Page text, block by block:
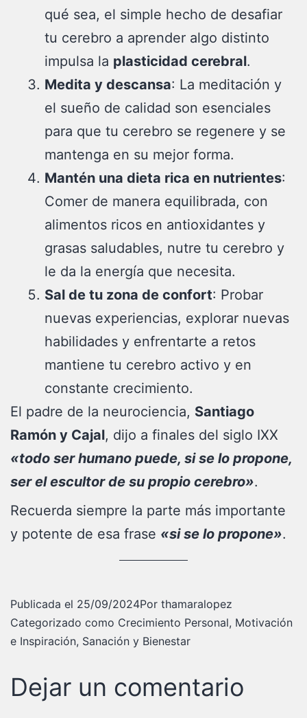
qué sea, el simple hecho de desafiar
tu cerebro a aprender algo distinto
impulsa la plasticidad cerebral.
Medita y descansa: La meditación y
el sueño de calidad son esenciales
para que tu cerebro se regenere y se
mantenga en su mejor forma.
Mantén una dieta rica en nutrientes:
Comer de manera equilibrada, con
alimentos ricos en antioxidantes y
grasas saludables, nutre tu cerebro y
le da la energía que necesita.
Sal de tu zona de confort: Probar
nuevas experiencias, explorar nuevas
habilidades y enfrentarte a retos
mantiene tu cerebro activo y en
constante crecimiento.
El padre de la neurociencia, Santiago
Ramón y Cajal, dijo a finales del siglo IXX
«todo ser humano puede, si se lo propone,
ser el escultor de su propio cerebro».
Recuerda siempre la parte más importante
y potente de esa frase «si se lo propone».
Publicada el 25/09/2024Por thamaralopez
Categorizado como Crecimiento Personal, Motivación
e Inspiración, Sanación y Bienestar
Dejar un comentario